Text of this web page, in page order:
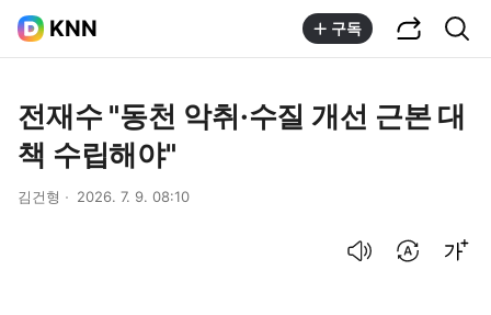
KNN 구독
전재수 "동천 악취·수질 개선 근본 대
책 수립해야"
김건형 2026. 7. 9. 08:10